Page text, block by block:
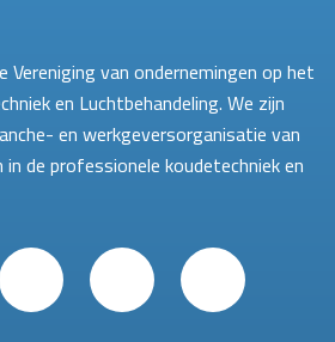
Vereniging van ondernemingen op het
en Luchtbehandeling. We zijn
en werkgeversorganisatie van
de professionele koudetechniek en